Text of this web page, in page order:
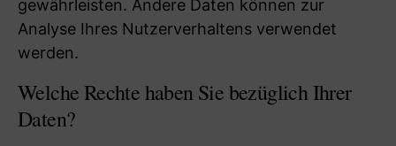
gewährleisten. Andere Daten können zur
Analyse Ihres Nutzerverhaltens verwendet
werden.
Welche Rechte haben Sie bezüglich Ihrer
Daten?